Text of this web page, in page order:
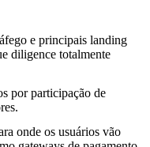
e principais landing
diligence totalmente
por participação de
onde os usuários vão